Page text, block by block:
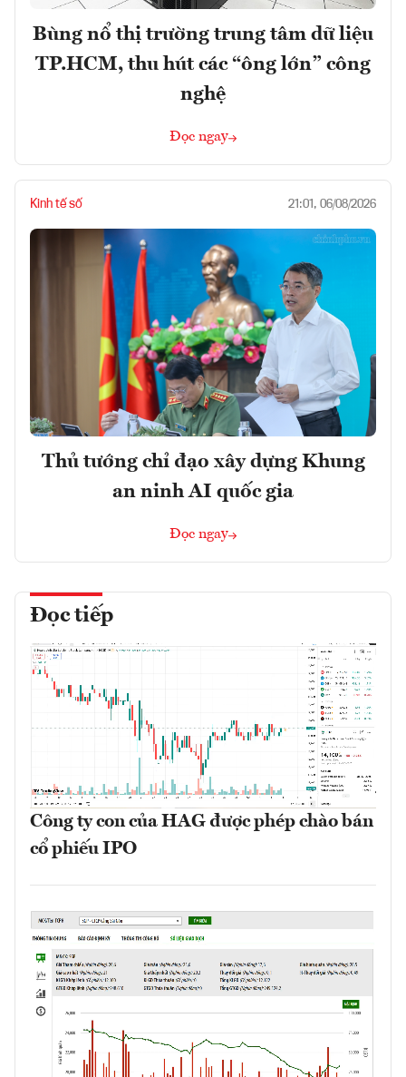
Bùng nổ thị trường trung tâm dữ liệu
TP.HCM, thu hút các “ông lớn” công
nghệ
Đọc ngay
Kinh tế số 21:01, 06/08/2026
Thủ tướng chỉ đạo xây dựng Khung
an ninh AI quốc gia
Đọc ngay
Đọc tiếp
Công ty con của HAG được phép chào bán
cổ phiếu IPO